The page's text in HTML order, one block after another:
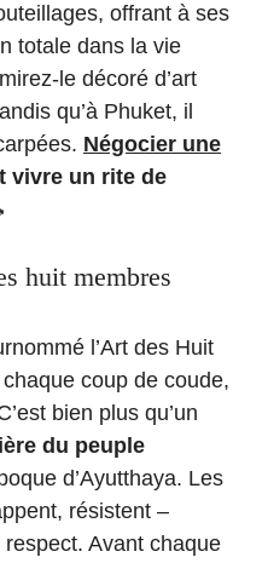
offrant à ses
totale dans la vie
le décoré d’art
qu’à Phuket, il
Négocier une
vivre un rite de
huit membres
l’Art des Huit
coup de coude,
bien plus qu’un
du peuple
d’Ayutthaya. Les
résistent –
Avant chaque